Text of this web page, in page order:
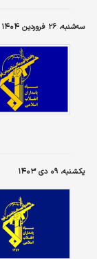
سه‌شنبه، ۲۶ فروردین ۱۴۰۴
یکشنبه، ۰۹ دی ۱۴۰۳